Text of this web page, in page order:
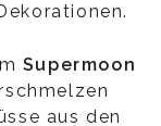
Supermoon
aus den